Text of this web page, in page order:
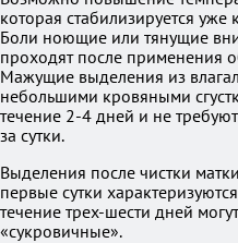
которая стабилизируется уже
Боли ноющие или тянущие
проходят после применения
Мажущие выделения из
небольшими кровяными
течение 2-4 дней и не
за сутки.
Выделения после чистки
первые сутки
течение трех-шести дней
«сукровичные».